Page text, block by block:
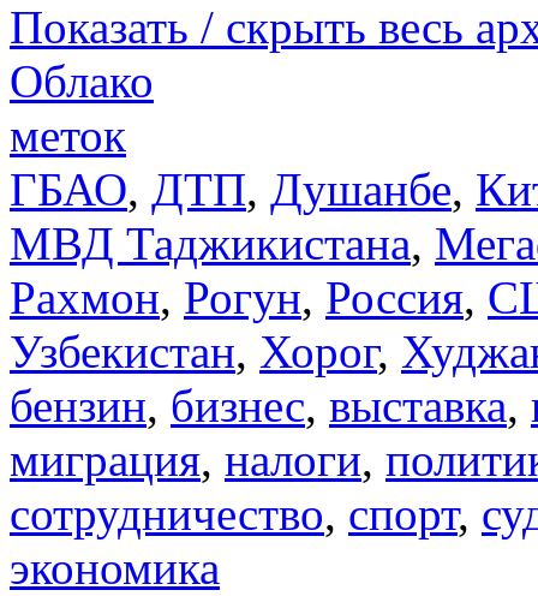
Показать / скрыть весь
Облако
меток
ГБАО, ДТП, Душанбе,
МВД Таджикистана,
Рахмон, Рогун, Россия,
Узбекистан, Хорог,
бензин, бизнес, выставка,
миграция, налоги,
сотрудничество, спорт,
экономика